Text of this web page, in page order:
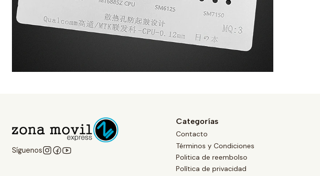
Síguenos
Categorías
Contacto
Términos y Condiciones
Politica de reembolso
Política de privacidad